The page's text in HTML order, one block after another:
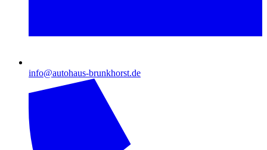
info@autohaus-brunkhorst.de